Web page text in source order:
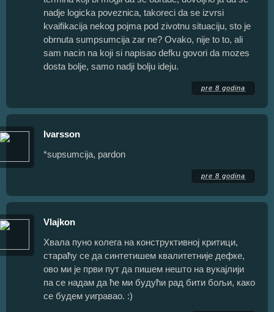
nadje logicka poveznica, takoreci da se izvrsi
kvaifikacija nekog pojma pod zivotnu situaciju, sto je
obrnuta sumpsumcija zar ne? Ovako, nije to to, ali
sam nacin na koji si napisao defku govori da mozes
dosta bolje, samo nadji bolju ideju.
pre 8 godina
Ivarsson
*supsumcija, pardon
pre 8 godina
Vlajkon
Хвала пуно колега на конструктивној критици,
стараћу се да синтетишем квалитетније дефке,
ово ми је први пут да пишем нешто на вукајлији
па се надам да ће ми будући рад бити бољи, како
се будем уигравао. :)